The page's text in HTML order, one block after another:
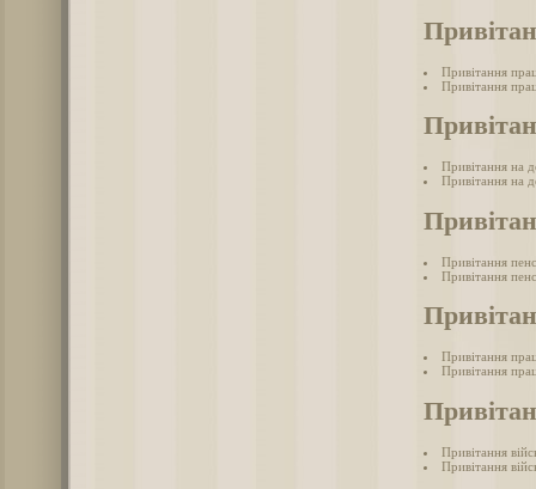
Привітання
Привітання
Привітання на
Привітання на
Привітання
Привітання
Привітання
Привітання
Привітання
Привітання